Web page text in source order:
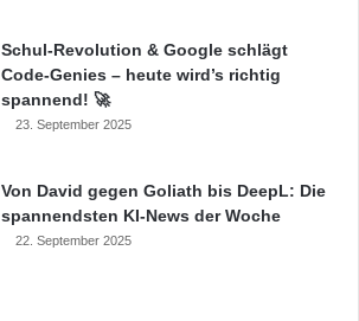
Schul-Revolution & Google schlägt
Code-Genies – heute wird’s richtig
spannend! 🚀
23. September 2025
Von David gegen Goliath bis DeepL: Die
spannendsten KI-News der Woche
22. September 2025